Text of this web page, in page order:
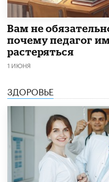
​Вам не
почему педагог
растеряться
1 ИЮНЯ
ЗДОРОВЬЕ